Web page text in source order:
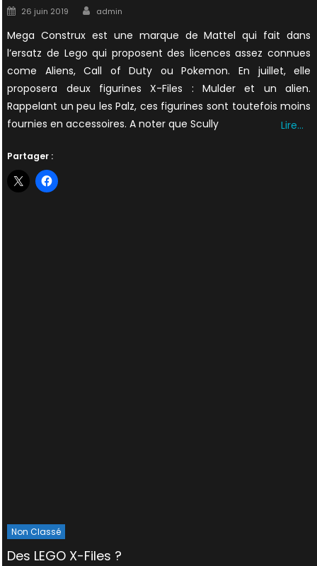
Posted
26 juin 2019 Author
admin
Mega Construx est une marque de Mattel qui fait dans
l’ersatz de Lego qui proposent des licences assez connues
come Aliens, Call of Duty ou Pokemon. En juillet, elle
proposera deux figurines X-Files : Mulder et un alien.
Rappelant un peu les Palz, ces figurines sont toutefois moins
fournies en accessoires. A noter que Scully
Lire…
Partager :
Non Classé
Des LEGO X-Files ?